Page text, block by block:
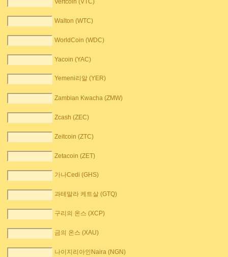
Vertcoin (VTC)
Walton (WTC)
WorldCoin (WDC)
Yacoin (YAC)
Yemeni리알 (YER)
Zambian Kwacha (ZMW)
Zcash (ZEC)
Zeitcoin (ZTC)
Zetacoin (ZET)
가나Cedi (GHS)
과테말라 케트살 (GTQ)
구리의 온스 (XCP)
금의 온스 (XAU)
나이지리아인Naira (NGN)